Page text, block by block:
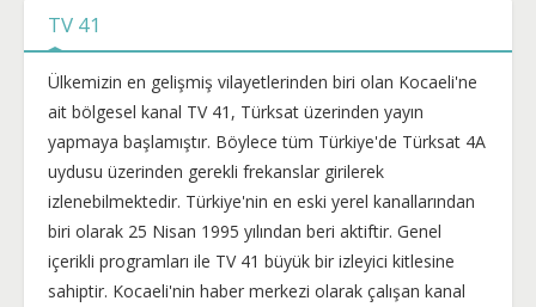
TV 41
Ülkemizin en gelişmiş vilayetlerinden biri olan Kocaeli'ne
ait bölgesel kanal TV 41, Türksat üzerinden yayın
yapmaya başlamıştır. Böylece tüm Türkiye'de Türksat 4A
uydusu üzerinden gerekli frekanslar girilerek
izlenebilmektedir. Türkiye'nin en eski yerel kanallarından
biri olarak 25 Nisan 1995 yılından beri aktiftir. Genel
içerikli programları ile TV 41 büyük bir izleyici kitlesine
sahiptir. Kocaeli'nin haber merkezi olarak çalışan kanal